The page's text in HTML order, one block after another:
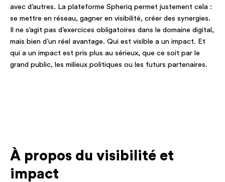
avec d’autres. La plateforme Spheriq permet justement cela :
se mettre en réseau, gagner en visibilité, créer des synergies.
Il ne s’agit pas d’exercices obligatoires dans le domaine digital,
mais bien d’un réel avantage. Qui est visible a un impact. Et
qui a un impact est pris plus au sérieux, que ce soit par le
grand public, les milieux politiques ou les futurs partenaires.
À propos du visibilité et
impact